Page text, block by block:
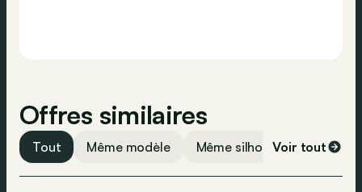
Offres similaires
Tout Même modèle Même silhouette Même
Voir tout